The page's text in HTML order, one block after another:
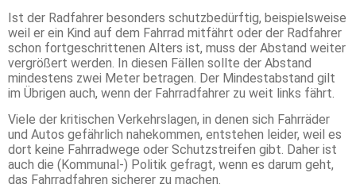
Ist der Radfahrer besonders schutzbedürftig, beispielsweise
weil er ein Kind auf dem Fahrrad mitfährt oder der Radfahrer
schon fortgeschrittenen Alters ist, muss der Abstand weiter
vergrößert werden. In diesen Fällen sollte der Abstand
mindestens zwei Meter betragen. Der Mindestabstand gilt
im Übrigen auch, wenn der Fahrradfahrer zu weit links fährt.
Viele der kritischen Verkehrslagen, in denen sich Fahrräder
und Autos gefährlich nahekommen, entstehen leider, weil es
dort keine Fahrradwege oder Schutzstreifen gibt. Daher ist
auch die (Kommunal-) Politik gefragt, wenn es darum geht,
das Fahrradfahren sicherer zu machen.